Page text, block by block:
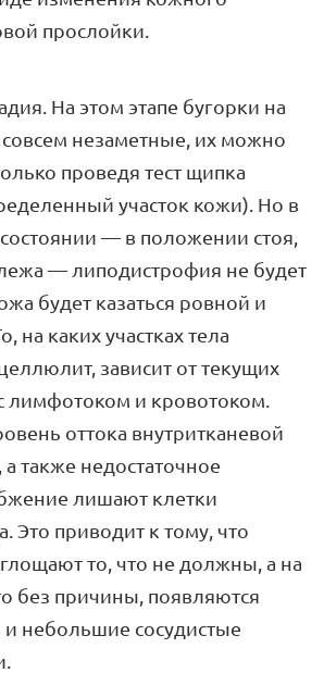
прослойки.
На этом этапе бугорки на
незаметные, их можно
проведя тест щипка
участок кожи). Но в
— в положении стоя,
— липодистрофия не будет
будет казаться ровной и
на каких участках тела
зависит от текущих
лимфотоком и кровотоком.
оттока внутритканевой
также недостаточное
лишают клетки
Это приводит к тому, что
то, что не должны, а на
без причины, появляются
небольшие сосудистые